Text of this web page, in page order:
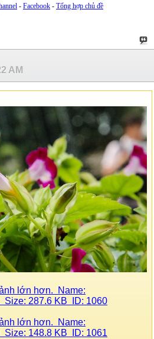
- Facebook - Tổng hợp chủ đề
AM